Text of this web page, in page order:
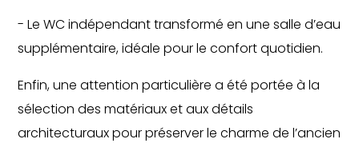
- Le WC indépendant transformé en une salle d’eau
supplémentaire, idéale pour le confort quotidien.
Enfin, une attention particulière a été portée à la
sélection des matériaux et aux détails
architecturaux pour préserver le charme de l’ancien